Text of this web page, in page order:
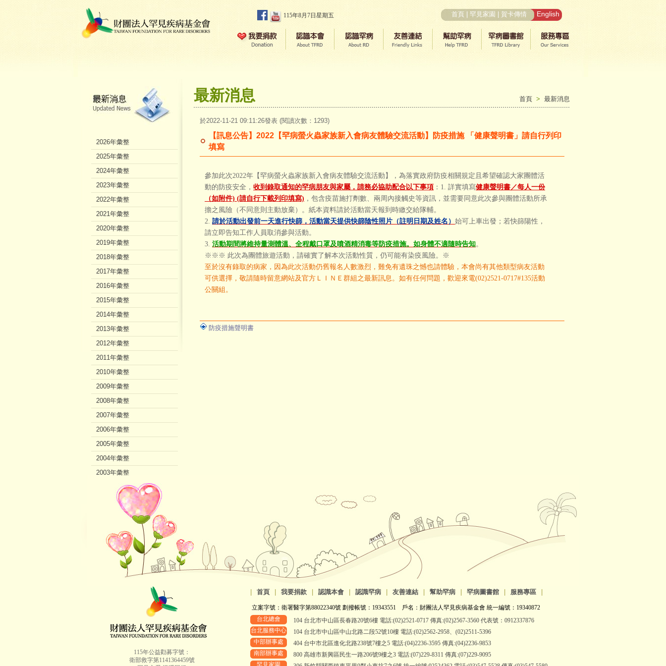
115年8月7日星期五 首頁 罕見家園 賀卡傳情 English
最新消息 首頁 > 最新消息
於2022-11-21 09:11:26發表 (閱讀次數：1293)
【訊息公告】2022【罕病螢火蟲家族新入會病友體驗交流活動】防疫措施 「健康聲明書」請自行列印
填寫
參加此次2022年【罕病螢火蟲家族新入會病友體驗交流活動】，為落實政府防疫相關規定且希望確認大家團體活
動的防疫安全， 收到錄取通知的罕病朋友與家屬，請務必協助配合以下事項 ： 1. 詳實填寫健康聲明書／每人一份
（如附件) (請自行下載列印填寫) ，包含疫苗施打劑數、兩周內接觸史等資訊，並需要同意此次參與團體活動所承
擔之風險（不同意則主動放棄）。紙本資料請於活動當天報到時繳交給隊輔。
2. 請於活動出發前一天進行快篩，活動當天提供快篩陰性照片（註明日期及姓名） 始可上車出發；若快篩陽性，
請立即告知工作人員取消參與活動。
3. 活動期間將維持量測體溫、全程戴口罩及噴酒精消毒等防疫措施。如身體不適隨時告知。
※※※ 此次為團體旅遊活動，請確實了解本次活動性質，仍可能有染疫風險。※
至於沒有錄取的病家，因為此次活動仍舊報名人數激烈，難免有遺珠之憾也請體驗，本會尚有其他類型病友活動
可供選擇，敬請隨時留意網站及官方ＬＩＮＥ群組之最新訊息。如有任何問題，歡迎來電(02)2521-0717#135活動
公關組。
防疫措施聲明書
2026年彙整
2025年彙整
2024年彙整
2023年彙整
2022年彙整
2021年彙整
2020年彙整
2019年彙整
2018年彙整
2017年彙整
2016年彙整
2015年彙整
2014年彙整
2013年彙整
2012年彙整
2011年彙整
2010年彙整
2009年彙整
2008年彙整
2007年彙整
2006年彙整
2005年彙整
2004年彙整
2003年彙整
2002年彙整
115年公益勸募字號：
衛部救字第1141364459號
首頁 我要捐款 認識本會 認識罕病 友善連結 幫助罕病 罕病圖書館 服務專區
立案字號：衛署醫字第88022340號 劃撥帳號：19343551 戶名：財團法人罕見疾病基金會 統一編號：19340872
台北總會
104 台北市中山區長春路20號6樓 電話:(02)2521-0717 傳真:(02)2567-3560 代表號：0912337876
台北服務中心
104 台北市中山區中山北路二段52號10樓 電話:(02)2562-2958、(02)2511-5396
中部辦事處
404 台中市北區進化北路238號7樓之5 電話:(04)2236-3595 傳真:(04)2236-9853
南部辦事處
800 高雄市新興區民生一路206號9樓之3 電話:(07)229-8311 傳真:(07)229-9095
罕見家園